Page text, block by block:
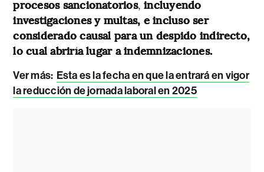
procesos sancionatorios,incluyendo
investigaciones y multas, e incluso ser
considerado causal para un despido indirecto,
lo cual abriría lugar a indemnizaciones.
Ver más: Esta es la fecha en que la entrará en vigor
la reducción de jornada laboral en 2025